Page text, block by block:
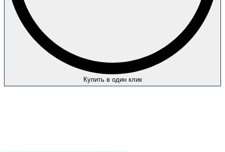
Купить в один клик